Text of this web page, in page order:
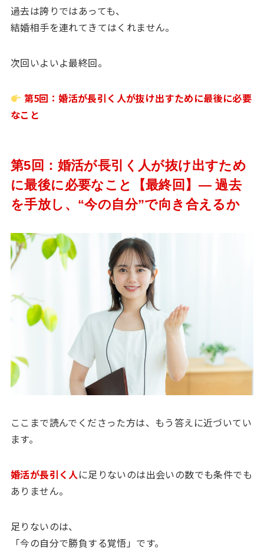
過去は誇りではあっても、
結婚相手を連れてきてはくれません。
次回いよいよ最終回。
第5回：婚活が長引く人が抜け出すために最後に必要
なこと
第5回：婚活が長引く人が抜け出すため
に最後に必要なこと【最終回】― 過去
を手放し、“今の自分”で向き合えるか
ここまで読んでくださった方は、もう答えに近づいてい
ます。
婚活が長引く人に足りないのは出会いの数でも条件でも
ありません。
足りないのは、
「今の自分で勝負する覚悟」です。